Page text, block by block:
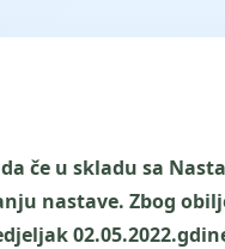
če u skladu sa
nastave. Zbog